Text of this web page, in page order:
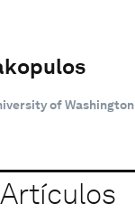
of Washington